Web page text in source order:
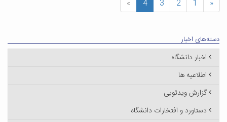
«
1
2
3
4
»
دسته‌های اخبار
اخبار دانشگاه
اطلاعیه ها
گزارش ویدئویی
دستاورد و افتخارات دانشگاه